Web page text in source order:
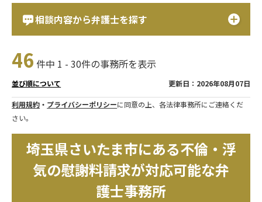
相談内容から弁護士を探す
46 件中 1 - 30件の事務所を表示
並び順について 更新日：2026年08月07日
利用規約 ・ プライバシーポリシーに同意の上、各法律事務所にご連絡くだ
さい。
埼玉県さいたま市にある不倫・浮
気の慰謝料請求が対応可能な弁
護士事務所